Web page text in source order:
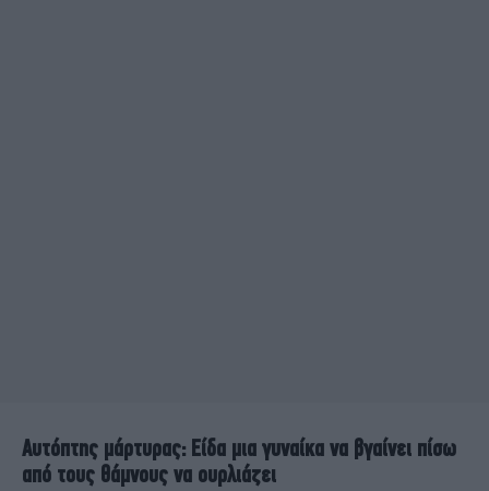
Αυτόπτης μάρτυρας: Είδα μια γυναίκα να βγαίνει πίσω
από τους θάμνους να ουρλιάζει